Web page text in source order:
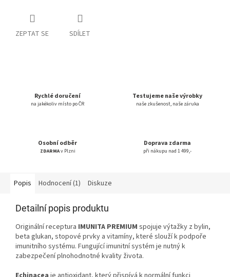
ZEPTAT SE SDÍLET
Rychlé doručení
na jakékoliv místo po ČR
Testujeme naše výrobky
naše zkušenost, naše záruka
Osobní odběr
ZDARMAv Plzni
Doprava zdarma
při nákupu nad 1 499,-
Popis Hodnocení (1) Diskuze
Detailní popis produktu
Originální receptura IMUNITA PREMIUM spojuje výtažky z bylin,
beta glukan, stopové prvky a vitamíny, které slouží k podpoře
imunitního systému. Fungující imunitní systém je nutný k
zabezpečení plnohodnotné kvality života.